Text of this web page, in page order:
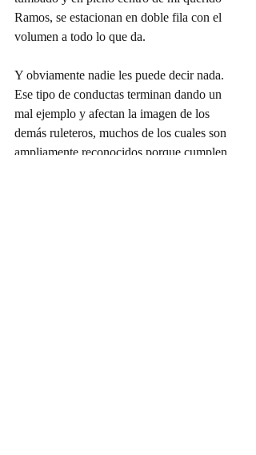
Ramos, se estacionan en doble fila con el
volumen a todo lo que da.
Y obviamente nadie les puede decir nada.
Ese tipo de conductas terminan dando un
mal ejemplo y afectan la imagen de los
demás ruleteros, muchos de los cuales son
ampliamente reconocidos porque cumplen